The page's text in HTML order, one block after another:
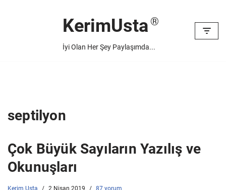
KerimUsta
İyi Olan Her Şey Paylaşımda...
septilyon
Çok Büyük Sayıların Yazılış ve
Okunuşları
Kerim Usta 2 Nisan 2019 87 yorum